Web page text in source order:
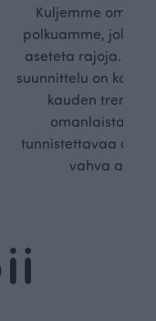
Kuljemme omaa,
polkuamme, jolla
aseteta rajoja.
suunnittelu on
kauden
omanlaista,
tunnistettavaa
vahva